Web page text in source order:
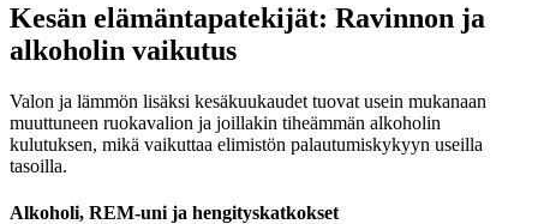
Kesän elämäntapatekijät: Ravinnon ja
alkoholin vaikutus
Valon ja lämmön lisäksi kesäkuukaudet tuovat usein mukanaan
muuttuneen ruokavalion ja joillakin tiheämmän alkoholin
kulutuksen, mikä vaikuttaa elimistön palautumiskykyyn useilla
tasoilla.
Alkoholi, REM-uni ja hengityskatkokset